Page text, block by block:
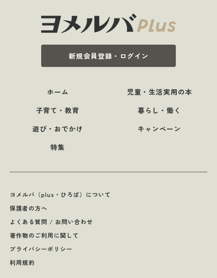
新規会員登録・ログイン
ホーム
児童・生活実用の本
子育て・教育
暮らし・働く
遊び・おでかけ
キャンペーン
特集
ヨメルバ（plus・ひろば）について
保護者の方へ
よくある質問 / お問い合わせ
著作物のご利用に関して
プライバシーポリシー
利用規約